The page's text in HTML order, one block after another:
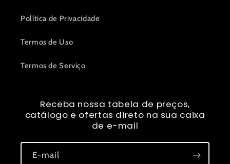
Política de Privacidade
Termos de Uso
Termos de Serviço
Receba nossa tabela de preços,
catálogo e ofertas direto na sua caixa
de e-mail
E-mail